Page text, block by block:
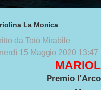
La Monica
da Totò Mirabile
15 Maggio 2020 13:47
Premio